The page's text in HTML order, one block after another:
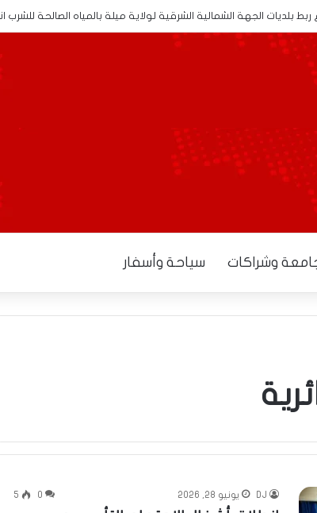
بلديات الجهة الشمالية الشرقية لولاية ميلة بالمياه الصالحة للشرب
وشراكات سياحة وأسفار
DJ يونيو 28, 2026 0
5